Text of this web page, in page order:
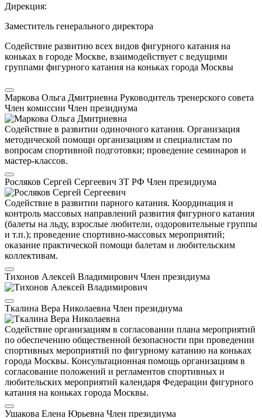
Дирекция:
Заместитель генерального директора
Содействие развитию всех видов фигурного катания на
коньках в городе Москве, взаимодействует с ведущими
группами фигурного катания на коньках города Москвы
Маркова Ольга Дмитриевна Руководитель тренерского совета
Член комиссии Член президиума
Содействие в развитии одиночного катания. Организация
методической помощи организациям и специалистам по
вопросам спортивной подготовки; проведение семинаров и
мастер-классов.
Росляков Сергей Сергеевич ЗТ РФ Член президиума
Содействие в развитии парного катания. Координация и
контроль массовых направлений развития фигурного катания
(балеты на льду, взрослые любители, оздоровительные группы
и т.п.); проведение спортивно-массовых мероприятий;
оказание практической помощи балетам и любительским
коллективам.
Тихонов Алексей Владимирович Член президиума
Ткалина Вера Николаевна Член президиума
Содействие организациям в согласовании плана мероприятий
по обеспечению общественной безопасности при проведении
спортивных мероприятий по фигурному катанию на коньках
города Москвы. Консультационная помощь организациям в
согласование положений и регламентов спортивных и
любительских мероприятий календаря Федерации фигурного
катания на коньках города Москвы.
Ушакова Елена Юрьевна Член президиума